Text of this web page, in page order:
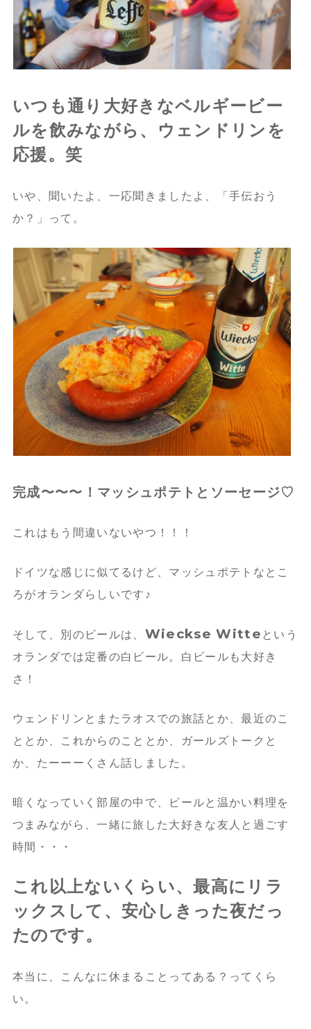
いつも通り大好きなベルギービー
ルを飲みながら、ウェンドリンを
応援。笑
いや、聞いたよ、一応聞きましたよ、「手伝おう
か？」って。
完成〜〜〜！マッシュポテトとソーセージ♡
これはもう間違いないやつ！！！
ドイツな感じに似てるけど、マッシュポテトなとこ
ろがオランダらしいです♪
そして、別のビールは、 Wieckse Witte という
オランダでは定番の白ビール。白ビールも大好き
さ！
ウェンドリンとまたラオスでの旅話とか、最近のこ
ととか、これからのこととか、ガールズトークと
か、たーーーくさん話しました。
暗くなっていく部屋の中で、ビールと温かい料理を
つまみながら、一緒に旅した大好きな友人と過ごす
時間・・・
これ以上ないくらい、最高にリラ
ックスして、安心しきった夜だっ
たのです。
本当に、こんなに休まることってある？ってくら
い。